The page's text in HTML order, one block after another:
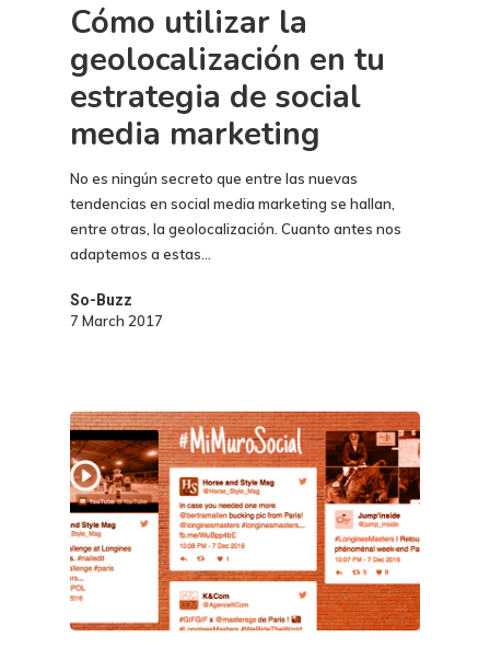
Cómo utilizar la
geolocalización en tu
estrategia de social
media marketing
No es ningún secreto que entre las nuevas
tendencias en social media marketing se hallan,
entre otras, la geolocalización. Cuanto antes nos
adaptemos a estas…
So-Buzz
7 March 2017